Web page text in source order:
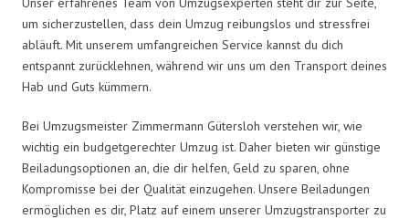
um sicherzustellen, dass dein Umzug reibungslos und stressfrei
abläuft. Mit unserem umfangreichen Service kannst du dich
entspannt zurücklehnen, während wir uns um den Transport deines
Hab und Guts kümmern.
Bei Umzugsmeister Zimmermann Gütersloh verstehen wir, wie
wichtig ein budgetgerechter Umzug ist. Daher bieten wir günstige
Beiladungsoptionen an, die dir helfen, Geld zu sparen, ohne
Kompromisse bei der Qualität einzugehen. Unsere Beiladungen
ermöglichen es dir, Platz auf einem unserer Umzugstransporter zu